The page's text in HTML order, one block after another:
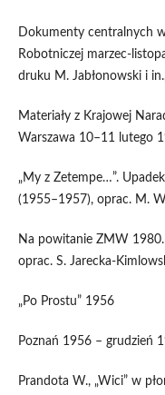
Dokumenty centralnych
Robotniczej marzec-
druku M. Jabłonowski i
Materiały z Krajowej
Warszawa 10–11 lutego
„My z Zetempe…”.
(1955–1957), oprac. M.
Na powitanie ZMW
oprac. S. Jarecka-
„Po Prostu” 1956
Poznań 1956 – grudzień
Prandota W., „Wici” w